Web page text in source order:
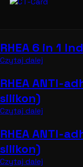
Przejdź
RHEA 6 in 1
Czytaj dalej
RHEA ANTI-
silikon)
Czytaj dalej
RHEA ANTI-
silikon)
Czytaj dalej